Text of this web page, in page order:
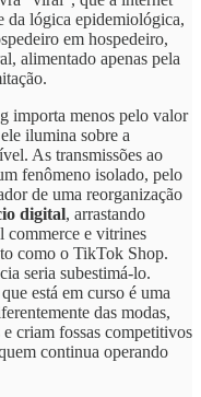
da lógica epidemiológica,
em hospedeiro,
alimentado apenas pela
importa menos pelo valor
ilumina sobre a
As transmissões ao
fenômeno isolado, pelo
de uma reorganização
digital, arrastando
commerce e vitrines
como o TikTok Shop.
seria subestimá-lo.
está em curso é uma
das modas,
criam fossas competitivos
continua operando